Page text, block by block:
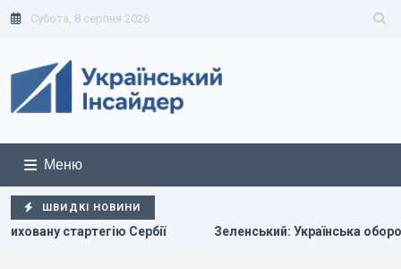
Субота, 8 серпня 2026
Меню
ШВИДКІ НОВИНИ
Зеленський: Українська оборонка може